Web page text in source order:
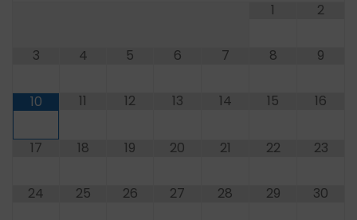
1
2
3 4 5 6 7 8 9
10 11 12 13 14 15 16
17 18 19 20 21 22 23
24 25 26 27 28 29 30